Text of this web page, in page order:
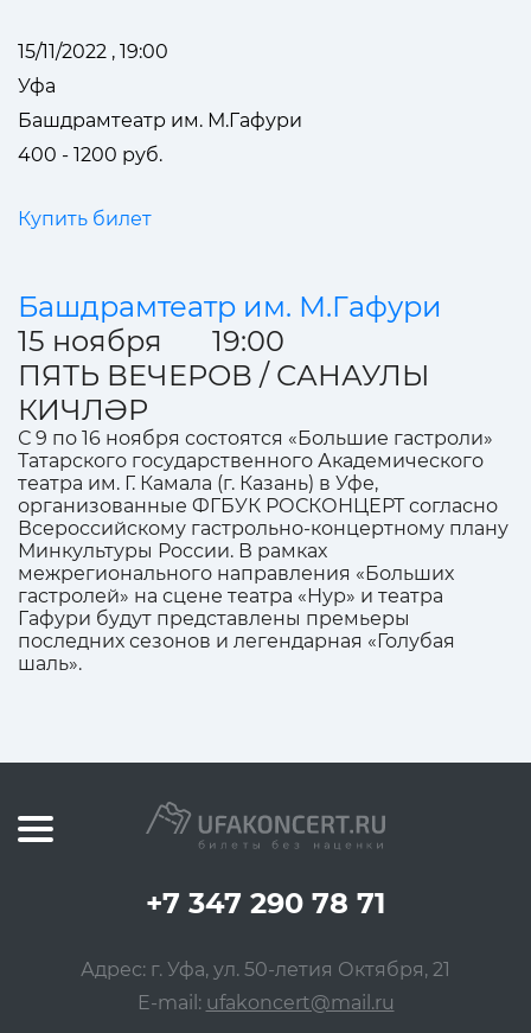
15/11/2022 , 19:00
Уфа
Башдрамтеатр им. М.Гафури
400 - 1200 руб.
Купить билет
Башдрамтеатр им. М.Гафури
15 ноября 19:00
ПЯТЬ ВЕЧЕРОВ / САНАУЛЫ
КИЧЛӘР
С 9 по 16 ноября состоятся «Большие гастроли»
Татарского государственного Академического
театра им. Г. Камала (г. Казань) в Уфе,
организованные ФГБУК РОСКОНЦЕРТ согласно
Всероссийскому гастрольно-концертному плану
Минкультуры России. В рамках
межрегионального направления «Больших
гастролей» на сцене театра «Нур» и театра
Гафури будут представлены премьеры
последних сезонов и легендарная «Голубая
шаль».
+7 347 290 78 71
Адрес: г. Уфа, ул. 50-летия Октября, 21
E-mail: ufakoncert@mail.ru